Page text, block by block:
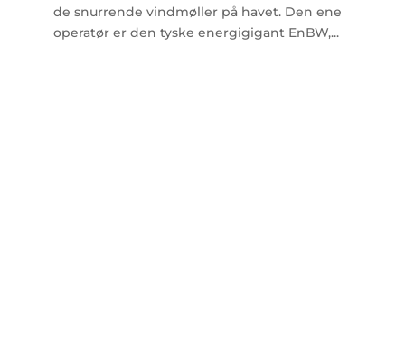
de snurrende vindmøller på havet. Den ene
operatør er den tyske energigigant EnBW,...